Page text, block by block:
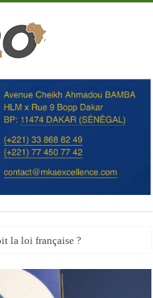
parmi les 200 premières